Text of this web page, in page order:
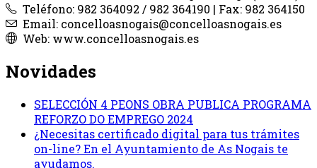
Teléfono: 982 364092 / 982 364190 | Fax: 982 364150
Email: concelloasnogais@concelloasnogais.es
Web: www.concelloasnogais.es
Novidades
SELECCIÓN 4 PEONS OBRA PUBLICA PROGRAMA
REFORZO DO EMPREGO 2024
¿Necesitas certificado digital para tus trámites
on-line? En el Ayuntamiento de As Nogais te
ayudamos.